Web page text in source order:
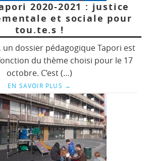
2020-2021 : justice
et sociale pour
tou.te.s !
un dossier pédagogique Tapori est
du thème choisi pour le 17
octobre. C’est (…)
EN SAVOIR PLUS →